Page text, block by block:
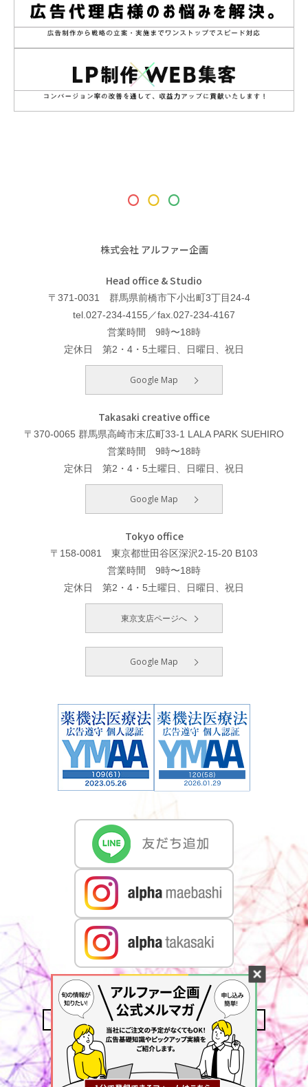
株式会社 アルファー企画
Head office & Studio
〒371-0031 群馬県前橋市下小出町3丁目24-4
tel.027-234-4155／fax.027-234-4167
営業時間 9時〜18時
定休日 第2・4・5土曜日、日曜日、祝日
Google Map
Takasaki creative office
〒370-0065 群馬県高崎市末広町33-1 LALA PARK SUEHIRO
営業時間 9時〜18時
定休日 第2・4・5土曜日、日曜日、祝日
Google Map
Tokyo office
〒158-0081 東京都世田谷区深沢2-15-20 B103
営業時間 9時〜18時
定休日 第2・4・5土曜日、日曜日、祝日
東京支店ページへ
Google Map
CONTACT US MAIL MAGAZINE
ACCESS
PRIVACY POLICY